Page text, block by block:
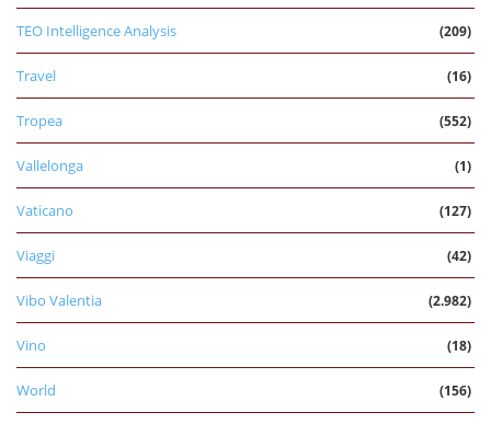
TEO Intelligence Analysis (209)
Travel (16)
Tropea (552)
Vallelonga (1)
Vaticano (127)
Viaggi (42)
Vibo Valentia (2.982)
Vino (18)
World (156)